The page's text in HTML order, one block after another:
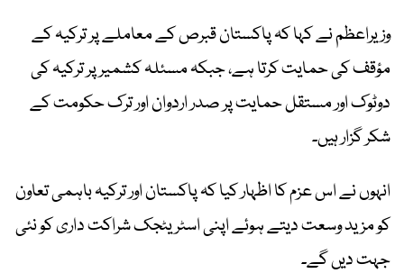
وزیراعظم نے کہا کہ پاکستان قبرص کے معاملے پر ترکیہ کے
مؤقف کی حمایت کرتا ہے، جبکہ مسئلہ کشمیر پر ترکیہ کی
دوٹوک اور مستقل حمایت پر صدر اردوان اور ترک حکومت کے
شکر گزار ہیں۔
انہوں نے اس عزم کا اظہار کیا کہ پاکستان اور ترکیہ باہمی تعاون
کو مزید وسعت دیتے ہوئے اپنی اسٹریٹجک شراکت داری کو نئی
جہت دیں گے۔